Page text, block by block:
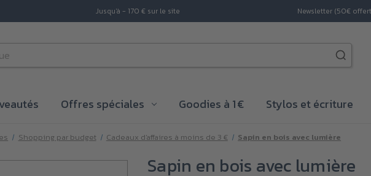
Jusqu'à - 170 € sur le site Newsletter (50€
Offres spéciales Goodies à 1 € Stylos et écriture
Shopping par budget Cadeaux d'affaires à moins de 3 € Sapin en bois avec lumière
Sapin en bois avec lumière